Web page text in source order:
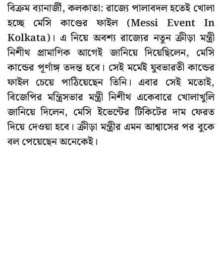
বিক্রম ব্যানার্জী, কলকাতা: রাজ্যে পালাবদল হতেই খোলা
হচ্ছে মেসি কাণ্ডের ফাইল (Messi Event In
Kolkata)। এ নিয়ে অবশ্য রাজ্যের নতুন ক্রীড়া মন্ত্রী
নিশীথ প্রামাণিক আগেই জানিয়ে দিয়েছিলেন, মেসি
কান্ডের পূর্ণাঙ্গ তদন্ত হবে। সেই মর্মেই যুবভারতী কান্ডের
ফাইল চেয়ে পাঠিয়েছেন তিনি। এবার সেই মতোই,
বিজেপির মন্ত্রিসভার মন্ত্রী নিশীথ একেবারে খোলাখুলি
জানিয়ে দিলেন, মেসি ইভেন্টের টিকিটের দাম ফেরত
দিয়ে দেওয়া হবে। ক্রীড়া মন্ত্রীর এমন আশ্বাসের পর বুকে
বল পেয়েছেন অনেকেই।